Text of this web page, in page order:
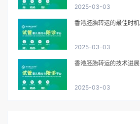
2025-03-03
香港胚胎转运的最佳时机
2025-03-03
香港胚胎转运的技术进展
2025-03-03